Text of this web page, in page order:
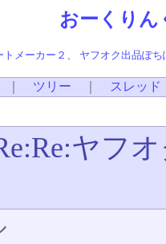
おーくりん
メーカー２ ヤフオク出品ぽち
ツリー スレッド
ヤフ